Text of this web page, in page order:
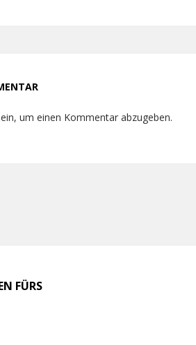
um einen Kommentar abzugeben.
FÜRS